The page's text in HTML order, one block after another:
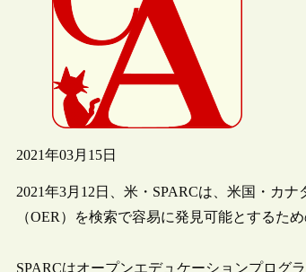
2021年03月15日
2021年3月12日、米・SPARCは、米国・カ
（OER）を検索で容易に発見可能とするた
SPARCはオープンエデュケーションプログ